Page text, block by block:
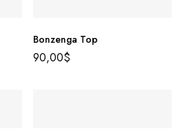
Bonzenga Top
90,00$